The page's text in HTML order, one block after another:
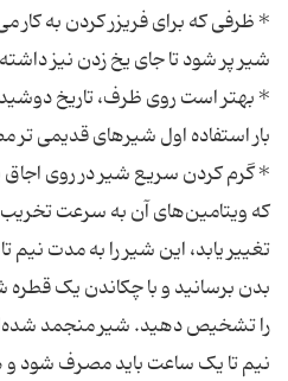
* ظرفی که برای فریزر کردن به کار
* بهتر است روی ظرف، تاریخ
* گرم کردن سریع شیر در روی اجاق
که ویتامین‌های آن به سرعت
تغییر یابد، این شیر را به مدت
بدن برسانید و با چکاندن یک
را تشخیص دهید. شیر منجمد
نیم تا یک ساعت باید مصرف شود و